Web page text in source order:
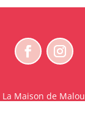
La Maison de Malou